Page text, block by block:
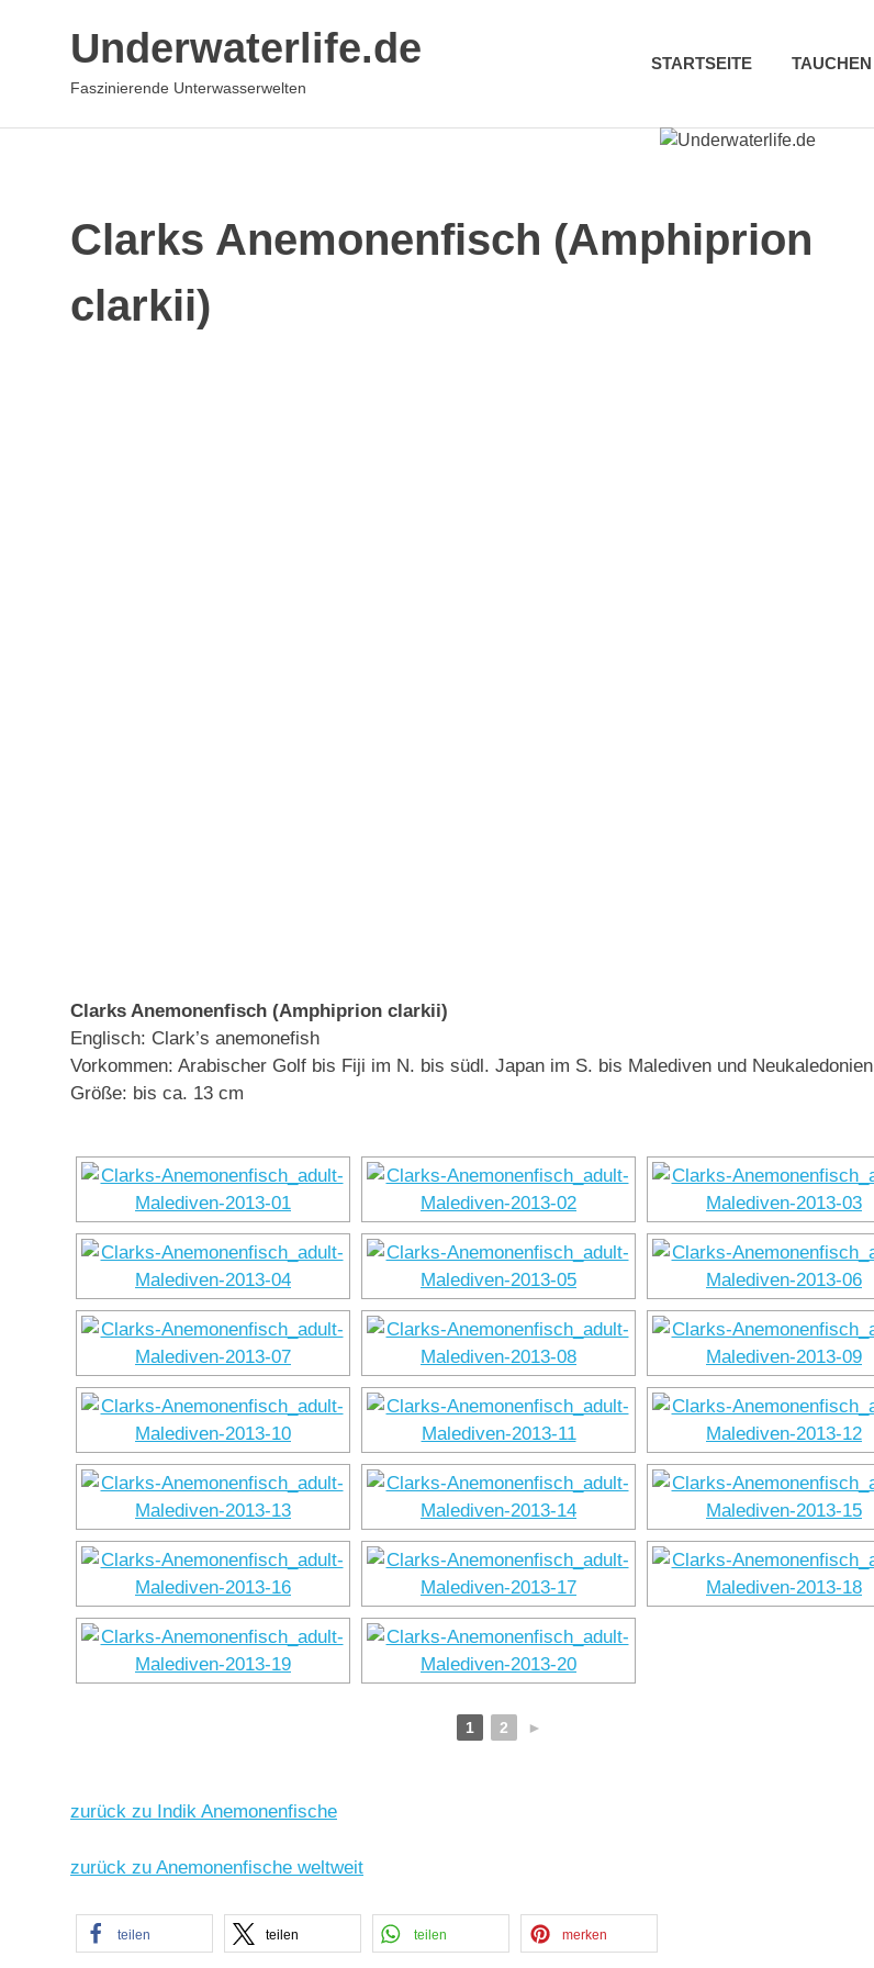
Underwaterlife.de
Faszinierende Unterwasserwelten
STARTSEITE TAUCHEN
Clarks Anemonenfisch (Amphiprion
clarkii)
Clarks Anemonenfisch (Amphiprion clarkii)
Englisch: Clark’s anemonefish
Vorkommen: Arabischer Golf bis Fiji im N. bis südl. Japan im S. bis Malediven und Neukaledonien
Größe: bis ca. 13 cm
1 2 ►
zurück zu Indik Anemonenfische
zurück zu Anemonenfische weltweit
teilen teilen teilen merken